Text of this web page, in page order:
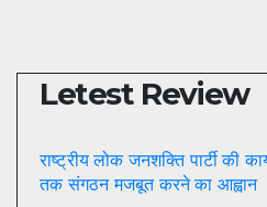
Letest Review
राष्ट्रीय लोक जनशक्ति पार्टी की
तक संगठन मजबूत करने का आह्वान